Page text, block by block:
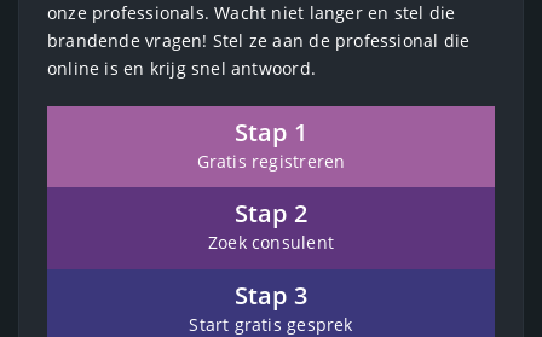
onze professionals. Wacht niet langer en stel die
brandende vragen! Stel ze aan de professional die
online is en krijg snel antwoord.
Stap 1
Gratis registreren
Stap 2
Zoek consulent
Stap 3
Start gratis gesprek